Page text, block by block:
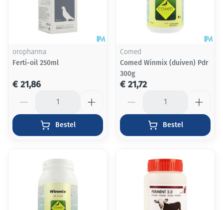
oropharma
Ferti-oil 250ml
€ 21,86
Bestel
Comed
Comed Winmix (duiven) Pdr
300g
€ 21,72
Bestel